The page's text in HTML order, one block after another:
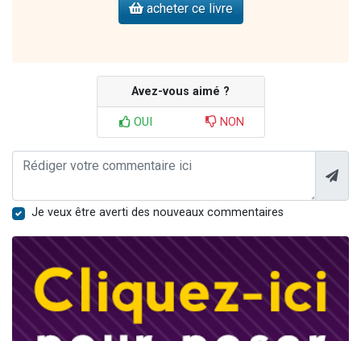
acheter ce livre
Avez-vous aimé ?
OUI NON
Je veux être averti des nouveaux commentaires